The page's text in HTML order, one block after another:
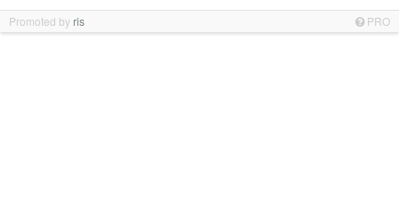
Promoted by ris PRO